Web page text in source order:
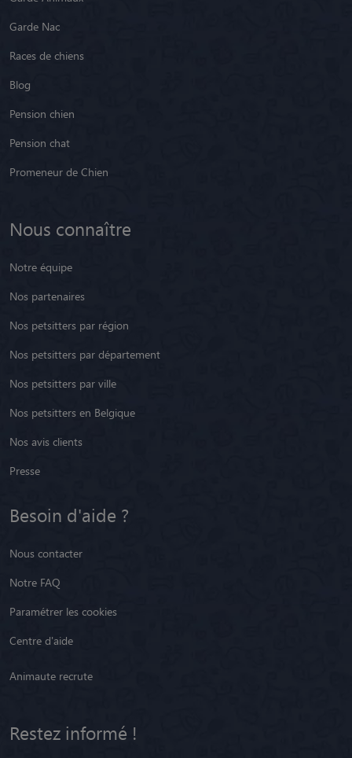
Garde Nac
Races de chiens
Blog
Pension chien
Pension chat
Promeneur de Chien
Nous connaître
Notre équipe
Nos partenaires
Nos petsitters par région
Nos petsitters par département
Nos petsitters par ville
Nos petsitters en Belgique
Nos avis clients
Presse
Besoin d'aide ?
Nous contacter
Notre FAQ
Paramétrer les cookies
Centre d'aide
Animaute recrute
Restez informé !